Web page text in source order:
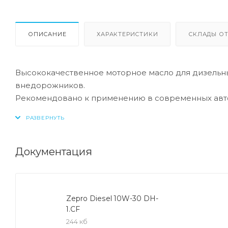
ОПИСАНИЕ ХАРАКТЕРИСТИКИ СКЛАДЫ
Высококачественное моторное масло для
внедорожников.
Рекомендовано к применению в современных
используемое дизельное топливо содержит более
Документация
Zepro Diesel 10W-30 DH-
1.CF
244 кб